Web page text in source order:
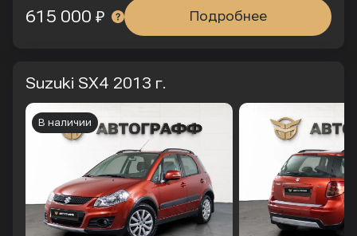
Подробнее
615 000 ₽
Suzuki SX4 2013 г.
В наличии